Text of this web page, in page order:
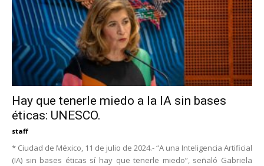
Hay que tenerle miedo a la IA sin bases
éticas: UNESCO.
staff
* Ciudad de México, 11 de julio de 2024.- “A una Inteligencia Artificial
(IA) sin bases éticas sí hay que tenerle miedo”, señaló Gabriela